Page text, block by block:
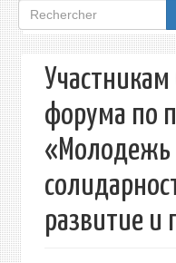
Formulaire
de
recherche
форума по
«Молодежь
развитие и